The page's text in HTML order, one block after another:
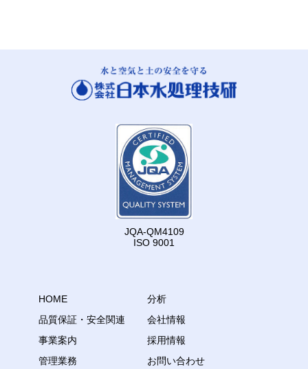
JQA-QM4109
ISO 9001
HOME
品質保証・安全関連
事業案内
管理業務
分析
会社情報
採用情報
お問い合わせ